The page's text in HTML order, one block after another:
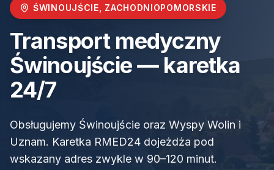
ŚWINOUJŚCIE ZACHODNIOPOMORSKIE
Transport medyczny
Świnoujście— karetka
24/7
Obsługujemy Świnoujście oraz Wyspy Wolin i
Uznam. Karetka RMED24 dojeżdża pod
wskazany adres zwykle w 90–120 minut.